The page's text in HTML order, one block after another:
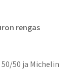
rengas
50 ja Michelin